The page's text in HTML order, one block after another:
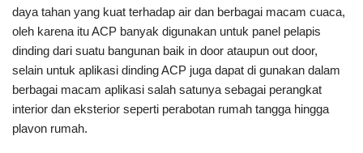
daya tahan yang kuat terhadap air dan berbagai macam cuaca,
oleh karena itu ACP banyak digunakan untuk panel pelapis
dinding dari suatu bangunan baik in door ataupun out door,
selain untuk aplikasi dinding ACP juga dapat di gunakan dalam
berbagai macam aplikasi salah satunya sebagai perangkat
interior dan eksterior seperti perabotan rumah tangga hingga
plavon rumah.